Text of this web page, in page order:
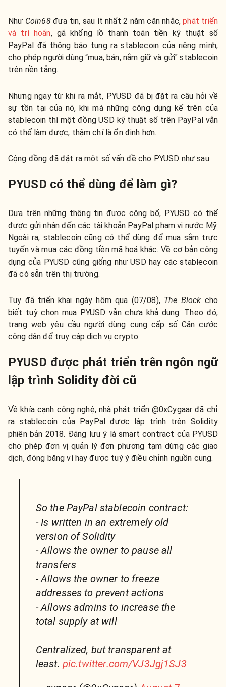
Như Coin68đưa tin, sau ít nhất 2 năm cân nhắc,phát triển
và trì hoãn, gã khổng lồ thanh toán tiền kỹ thuật số
PayPal đã thông báo tung ra stablecoin của riêng mình,
cho phép người dùng “mua, bán, nắm giữ và gửi" stablecoin
trên nền tảng.
Nhưng ngay từ khi ra mắt, PYUSD đã bị đặt ra câu hỏi về
sự tồn tại của nó, khi mà những công dụng kể trên của
stablecoin thì một đồng USD kỹ thuật số trên PayPal vẫn
có thể làm được, thậm chí là ổn định hơn.
Cộng đồng đã đặt ra một số vấn đề cho PYUSD như sau.
PYUSD có thể dùng để làm gì?
Dựa trên những thông tin được công bố, PYUSD có thể
được gửi nhận đến các tài khoản PayPal phạm vi nước Mỹ.
Ngoài ra, stablecoin cũng có thể dùng để mua sắm trực
tuyến và mua các đồng tiền mã hoá khác. Về cơ bản công
dụng của PYUSD cũng giống như USD hay các stablecoin
đã có sẵn trên thị trường.
Tuy đã triển khai ngày hôm qua (07/08),The Block cho
biết tuỳ chọn mua PYUSD vẫn chưa khả dụng. Theo đó,
trang web yêu cầu người dùng cung cấp số Căn cước
công dân để truy cập dịch vụ crypto.
PYUSD được phát triển trên ngôn ngữ
lập trình Solidity đời cũ
Về khía cạnh công nghệ, nhà phát triển @0xCygaar đã chỉ
ra stablecoin của PayPal được lập trình trên Solidity
phiên bản 2018. Đáng lưu ý là smart contract của PYUSD
cho phép đơn vị quản lý đơn phương tạm dừng các giao
dịch, đóng băng ví hay được tuỳ ý điều chỉnh nguồn cung.
So the PayPal stablecoin contract:
- Is written in an extremely old
version of Solidity
- Allows the owner to pause all
transfers
- Allows the owner to freeze
addresses to prevent actions
- Allows admins to increase the
total supply at will
Centralized, but transparent at
least. pic.twitter.com/VJ3Jgj1SJ3